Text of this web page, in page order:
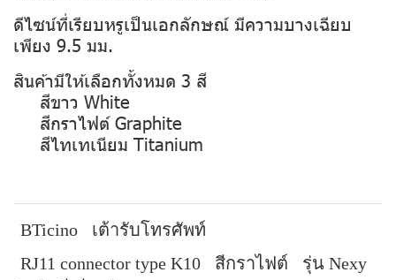
ดีไซน์ที่เรียบหรูเป็นเอกลักษณ์ มีความบางเฉียบ
เพียง 9.5 มม.
สินค้ามีให้เลือกทั้งหมด 3 สี
สีขาว White
สีกราไฟต์ Graphite
สีไทเทเนียม Titanium
BTicino
เต้ารับโทรศัพท์
RJ11 connector type K10
สีกราไฟต์
รุ่น Nexy